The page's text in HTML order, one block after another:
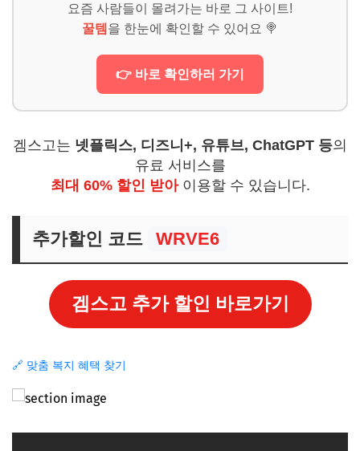
요즘 사람들이 몰려가는 바로 그 사이트!
꿀템 을 한눈에 확인할 수 있어요 🍭
👉 바로 확인하러 가기
겜스고는 넷플릭스, 디즈니+, 유튜브, ChatGPT 등의
유료 서비스를
최대 60% 할인 받아이용할 수 있습니다.
추가할인 코드 WRVE6
겜스고 추가 할인 바로가기
🔗 맞춤 복지 혜택 찾기